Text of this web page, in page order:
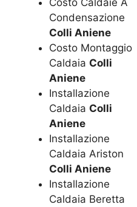
Condensazione
Colli Aniene
Costo Montaggio
Caldaia Colli
Aniene
Installazione
Caldaia Colli
Aniene
Installazione
Caldaia Ariston
Colli Aniene
Installazione
Caldaia Beretta